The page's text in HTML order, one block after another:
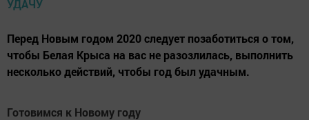
Перед Новым годом 2020 следует позаботиться о том,
чтобы Белая Крыса на вас не разозлилась, выполнить
несколько действий, чтобы год был удачным.
Готовимся к Новому году